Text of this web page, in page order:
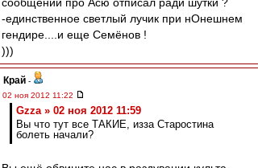
-единственное светлый лучик при нОнешнем
гендире....и еще Семёнов !
)))
Край -
02 ноя 2012 11:22
Gzza » 02 ноя 2012 11:59
Вы что тут все ТАКИЕ, изза Старостина
болеть начали?